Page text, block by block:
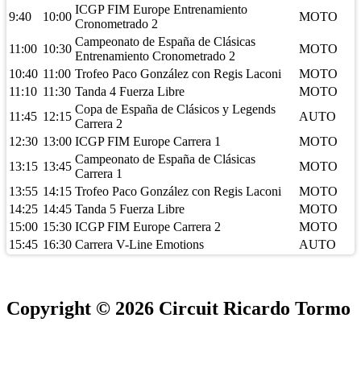
9:40 10:00
ICGP FIM Europe Entrenamiento
Cronometrado 2
MOTO
11:00 10:30
Campeonato de España de Clásicas
Entrenamiento Cronometrado 2
MOTO
10:40 11:00 Trofeo Paco González con Regis Laconi
MOTO
11:10 11:30 Tanda 4 Fuerza Libre
MOTO
11:45 12:15
Copa de España de Clásicos y Legends
Carrera 2
AUTO
12:30 13:00 ICGP FIM Europe Carrera 1
MOTO
13:15 13:45
Campeonato de España de Clásicas
Carrera 1
MOTO
13:55 14:15 Trofeo Paco González con Regis Laconi
MOTO
14:25 14:45 Tanda 5 Fuerza Libre
MOTO
15:00 15:30 ICGP FIM Europe Carrera 2
MOTO
15:45 16:30 Carrera V-Line Emotions AUTO
Copyright © 2026 Circuit Ricardo Tormo